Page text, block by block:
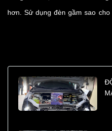
hơn. Sử dụng đèn gầm sao